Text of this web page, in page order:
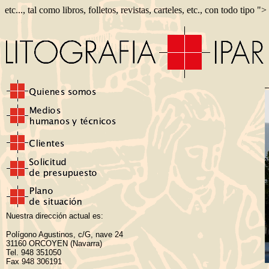
etc..., tal como libros, folletos, revistas, carteles, etc., con todo tipo ">
Nuestra dirección actual es:
Polígono Agustinos, c/G, nave 24
31160 ORCOYEN (Navarra)
Tel. 948 351050
Fax 948 306191